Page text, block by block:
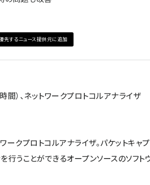
先するニュース提供元に追加
間）、ネットワークプロトコルアナライザ
クプロトコルアナライザ。パケットキャ
行うことができるオープンソースのソフト